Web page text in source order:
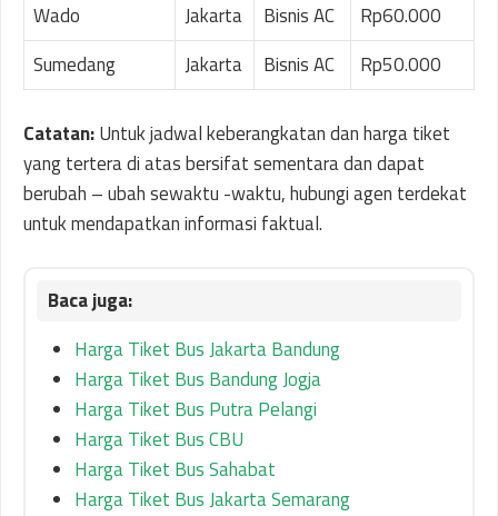
Wado
Jakarta Bisnis AC
Rp60.000
Sumedang
Jakarta Bisnis AC Rp50.000
Catatan:Untuk jadwal keberangkatan dan harga tiket
yang tertera di atas bersifat sementara dan dapat
berubah – ubah sewaktu -waktu, hubungi agen terdekat
untuk mendapatkan informasi faktual.
Harga Tiket Bus Jakarta Bandung
Harga Tiket Bus Bandung Jogja
Harga Tiket Bus Putra Pelangi
Harga Tiket Bus CBU
Harga Tiket Bus Sahabat
Harga Tiket Bus Jakarta Semarang